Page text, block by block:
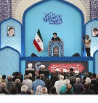
گسترده شهرداری کرمانشاه